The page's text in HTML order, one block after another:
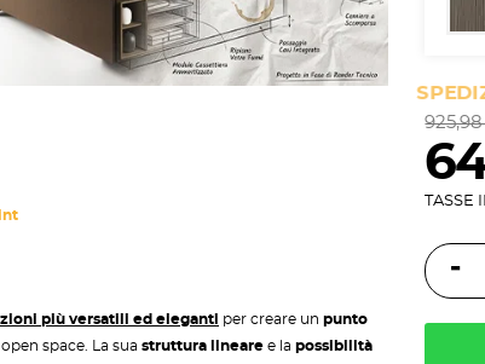
più versatili ed eleganti per creare un punto
space. La sua struttura lineare e la possibilità
TASSE